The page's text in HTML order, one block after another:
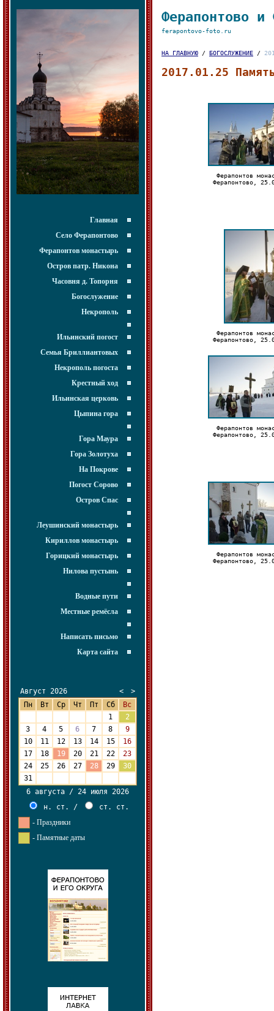
Главная
Село Ферапонтово
Ферапонтов монастырь
Остров патр. Никона
Часовня д. Топорня
Богослужение
Некрополь
Ильинский погост
Семья Бриллиантовых
Некрополь погоста
Крестный ход
Ильинская церковь
Цыпина гора
Гора Маура
Гора Золотуха
На Покрове
Погост Сорово
Остров Спас
Леушинский монастырь
Кириллов монастырь
Горицкий монастырь
Нилова пустынь
Водные пути
Местные ремёсла
Написать письмо
Карта сайта
Август 2026 <
>
Пн
Вт Ср Чт Пт Сб
Вс
1
2
3
4 5 6 7 8
9
10
11 12 13 14 15
16
17
18 19 20 21 22
23
24
25 26 27 28 29
30
31
6 августа / 24 июля 2026
н. ст.
/
ст. ст.
- Праздники
- Памятные даты
Ферапонтово и
ferapontovo-foto.ru
НА ГЛАВНУЮ / БОГОСЛУЖЕНИЕ /
2017.01.25
Ферапонтов
Ферапонтово,
Ферапонтов
Ферапонтово,
Ферапонтов
Ферапонтово,
Ферапонтов
Ферапонтово,